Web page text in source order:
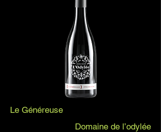
Le Généreuse
Domaine de l’odylée